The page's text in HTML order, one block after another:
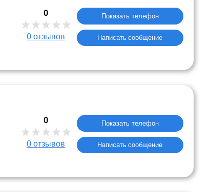
0
0 отзывов
Показать телефон
Написать сообщение
0
0 отзывов
Показать телефон
Написать сообщение